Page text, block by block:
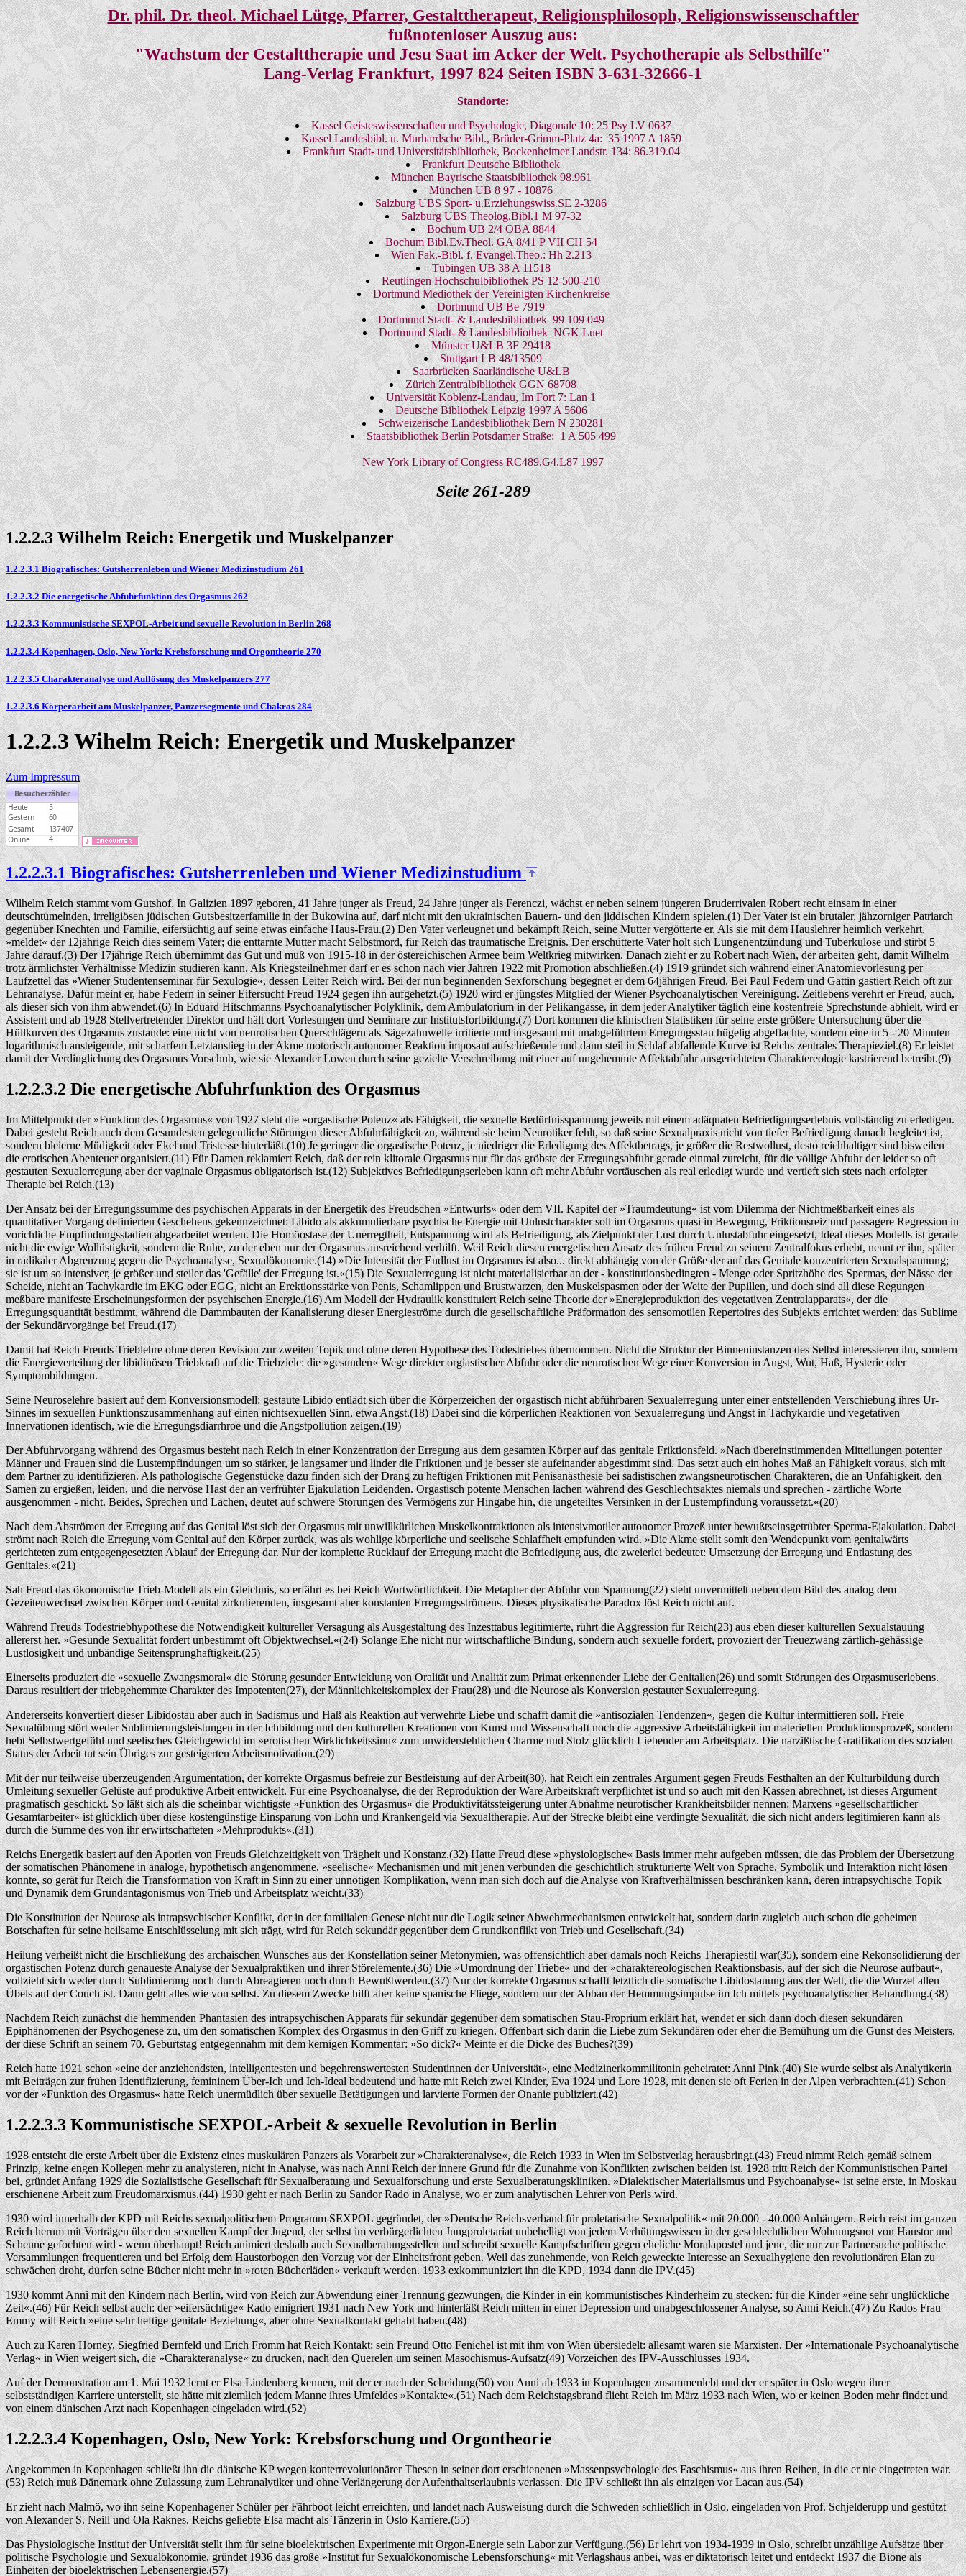
Dr. phil. Dr. theol. Michael Lütge, Pfarrer, Gestalttherapeut, Religionsphilosoph, Religionswissenschaftler
fußnotenloser Auszug aus:
"Wachstum der Gestalttherapie und Jesu Saat im Acker der Welt. Psychotherapie als Selbsthilfe"
Lang-Verlag Frankfurt, 1997 824 Seiten ISBN 3-631-32666-1
Standorte:
Kassel Geisteswissenschaften und Psychologie, Diagonale 10: 25 Psy LV 0637
Kassel Landesbibl. u. Murhardsche Bibl., Brüder-Grimm-Platz 4a: 35 1997 A 1859
Frankfurt Stadt- und Universitätsbibliothek, Bockenheimer Landstr. 134: 86.319.04
Frankfurt Deutsche Bibliothek
München Bayrische Staatsbibliothek 98.961
München UB 8 97 - 10876
Salzburg UBS Sport- u.Erziehungswiss.SE 2-3286
Salzburg UBS Theolog.Bibl.1 M 97-32
Bochum UB 2/4 OBA 8844
Bochum Bibl.Ev.Theol. GA 8/41 P VII CH 54
Wien Fak.-Bibl. f. Evangel.Theo.: Hh 2.213
Tübingen UB 38 A 11518
Reutlingen Hochschulbibliothek PS 12-500-210
Dortmund Mediothek der Vereinigten Kirchenkreise
Dortmund UB Be 7919
Dortmund Stadt- & Landesbibliothek 99 109 049
Dortmund Stadt- & Landesbibliothek NGK Luet
Münster U&LB 3F 29418
Stuttgart LB 48/13509
Saarbrücken Saarländische U&LB
Zürich Zentralbibliothek GGN 68708
Universität Koblenz-Landau, Im Fort 7: Lan 1
Deutsche Bibliothek Leipzig 1997 A 5606
Schweizerische Landesbibliothek Bern N 230281
Staatsbibliothek Berlin Potsdamer Straße: 1 A 505 499
New York Library of Congress RC489.G4.L87 1997
Seite 261-289
1.2.2.3 Wilhelm Reich: Energetik und Muskelpanzer
1.2.2.3.1 Biografisches: Gutsherrenleben und Wiener Medizinstudium 261
1.2.2.3.2 Die energetische Abfuhrfunktion des Orgasmus 262
1.2.2.3.3 Kommunistische SEXPOL-Arbeit und sexuelle Revolution in Berlin 268
1.2.2.3.4 Kopenhagen, Oslo, New York: Krebsforschung und Orgontheorie 270
1.2.2.3.5 Charakteranalyse und Auflösung des Muskelpanzers 277
1.2.2.3.6 Körperarbeit am Muskelpanzer, Panzersegmente und Chakras 284
1.2.2.3 Wihelm Reich: Energetik und Muskelpanzer
Zum Impressum
1.2.2.3.1 Biografisches: Gutsherrenleben und Wiener Medizinstudium
Wilhelm Reich stammt vom Gutshof. In Galizien 1897 geboren, 41 Jahre jünger als Freud, 24 Jahre jünger als Ferenczi, wächst er neben seinem jüngeren Bruderrivalen Robert recht einsam in einer
deutschtümelnden, irreligiösen jüdischen Gutsbesitzerfamilie in der Bukowina auf, darf nicht mit den ukrainischen Bauern- und den jiddischen Kindern spielen.(1) Der Vater ist ein brutaler, jähzorniger Patriarch
gegenüber Knechten und Familie, eifersüchtig auf seine etwas einfache Haus-Frau.(2) Den Vater verleugnet und bekämpft Reich, seine Mutter vergötterte er. Als sie mit dem Hauslehrer heimlich verkehrt,
»meldet« der 12jährige Reich dies seinem Vater; die enttarnte Mutter macht Selbstmord, für Reich das traumatische Ereignis. Der erschütterte Vater holt sich Lungenentzündung und Tuberkulose und stirbt 5
Jahre darauf.(3) Der 17jährige Reich übernimmt das Gut und muß von 1915-18 in der östereichischen Armee beim Weltkrieg mitwirken. Danach zieht er zu Robert nach Wien, der arbeiten geht, damit Wilhelm
trotz ärmlichster Verhältnisse Medizin studieren kann. Als Kriegsteilnehmer darf er es schon nach vier Jahren 1922 mit Promotion abschließen.(4) 1919 gründet sich während einer Anatomievorlesung per
Laufzettel das »Wiener Studentenseminar für Sexulogie«, dessen Leiter Reich wird. Bei der nun beginnenden Sexforschung begegnet er dem 64jährigen Freud. Bei Paul Federn und Gattin gastiert Reich oft zur
Lehranalyse. Dafür meint er, habe Federn in seiner Eifersucht Freud 1924 gegen ihn aufgehetzt.(5) 1920 wird er jüngstes Mitglied der Wiener Psychoanalytischen Vereinigung. Zeitlebens verehrt er Freud, auch,
als dieser sich von ihm abwendet.(6) In Eduard Hitschmanns Psychoanalytischer Polyklinik, dem Ambulatorium in der Pelikangasse, in dem jeder Analytiker täglich eine kostenfreie Sprechstunde abhielt, wird er
Assistent und ab 1928 Stellvertretender Direktor und hält dort Vorlesungen und Seminare zur Institutsfortbildung.(7) Dort kommen die klinischen Statistiken für seine erste größere Untersuchung über die
Hüllkurven des Orgasmus zustande: eine nicht von neurotischen Querschlägern als Sägezahnwelle irritierte und insgesamt mit unabgeführtem Erregungsstau hügelig abgeflachte, sondern eine in 5 - 20 Minuten
logarithmisch ansteigende, mit scharfem Letztanstieg in der Akme motorisch autonomer Reaktion imposant aufschießende und dann steil in Schlaf abfallende Kurve ist Reichs zentrales Therapieziel.(8) Er leistet
damit der Verdinglichung des Orgasmus Vorschub, wie sie Alexander Lowen durch seine gezielte Verschreibung mit einer auf ungehemmte Affektabfuhr ausgerichteten Charaktereologie kastrierend betreibt.(9)
1.2.2.3.2 Die energetische Abfuhrfunktion des Orgasmus
Im Mittelpunkt der »Funktion des Orgasmus« von 1927 steht die »orgastische Potenz« als Fähigkeit, die sexuelle Bedürfnisspannung jeweils mit einem adäquaten Befriedigungserlebnis vollständig zu erledigen.
Dabei gesteht Reich auch dem Gesundesten gelegentliche Störungen dieser Abfuhrfähigkeit zu, während sie beim Neurotiker fehlt, so daß seine Sexualpraxis nicht von tiefer Befriedigung danach begleitet ist,
sondern bleierne Müdigkeit oder Ekel und Tristesse hinterläßt.(10) Je geringer die orgastische Potenz, je niedriger die Erledigung des Affektbetrags, je größer die Restwollust, desto reichhaltiger sind bisweilen
die erotischen Abenteuer organisiert.(11) Für Damen reklamiert Reich, daß der rein klitorale Orgasmus nur für das gröbste der Erregungsabfuhr gerade einmal zureicht, für die völlige Abfuhr der leider so oft
gestauten Sexualerregung aber der vaginale Orgasmus obligatorisch ist.(12) Subjektives Befriedigungserleben kann oft mehr Abfuhr vortäuschen als real erledigt wurde und vertieft sich stets nach erfolgter
Therapie bei Reich.(13)
Der Ansatz bei der Erregungssumme des psychischen Apparats in der Energetik des Freudschen »Entwurfs« oder dem VII. Kapitel der »Traumdeutung« ist vom Dilemma der Nichtmeßbarkeit eines als
quantitativer Vorgang definierten Geschehens gekennzeichnet: Libido als akkumulierbare psychische Energie mit Unlustcharakter soll im Orgasmus quasi in Bewegung, Friktionsreiz und passagere Regression in
vorichliche Empfindungsstadien abgearbeitet werden. Die Homöostase der Unerregtheit, Entspannung wird als Befriedigung, als Zielpunkt der Lust durch Unlustabfuhr eingesetzt, Ideal dieses Modells ist gerade
nicht die ewige Wollüstigkeit, sondern die Ruhe, zu der eben nur der Orgasmus ausreichend verhilft. Weil Reich diesen energetischen Ansatz des frühen Freud zu seinem Zentralfokus erhebt, nennt er ihn, später
in radikaler Abgrenzung gegen die Psychoanalyse, Sexualökonomie.(14) »Die Intensität der Endlust im Orgasmus ist also... direkt abhängig von der Größe der auf das Genitale konzentrierten Sexualspannung;
sie ist um so intensiver, je größer und steiler das 'Gefälle' der Erregung ist.«(15) Die Sexualerregung ist nicht materialisierbar an der - konstitutionsbedingten - Menge oder Spritzhöhe des Spermas, der Nässe der
Scheide, nicht an Tachykardie im EKG oder EGG, nicht an Erektionsstärke von Penis, Schamlippen und Brustwarzen, den Muskelspasmen oder der Weite der Pupillen, und doch sind all diese Regungen
meßbare manifeste Erscheinungsformen der psychischen Energie.(16) Am Modell der Hydraulik konstituiert Reich seine Theorie der »Energieproduktion des vegetativen Zentralapparats«, der die
Erregungsquantität bestimmt, während die Dammbauten der Kanalisierung dieser Energieströme durch die gesellschaftliche Präformation des sensomotilen Repertoires des Subjekts errichtet werden: das Sublime
der Sekundärvorgänge bei Freud.(17)
Damit hat Reich Freuds Trieblehre ohne deren Revision zur zweiten Topik und ohne deren Hypothese des Todestriebes übernommen. Nicht die Struktur der Binneninstanzen des Selbst interessieren ihn, sondern
die Energieverteilung der libidinösen Triebkraft auf die Triebziele: die »gesunden« Wege direkter orgiastischer Abfuhr oder die neurotischen Wege einer Konversion in Angst, Wut, Haß, Hysterie oder
Symptombildungen.
Seine Neuroselehre basiert auf dem Konversionsmodell: gestaute Libido entlädt sich über die Körperzeichen der orgastisch nicht abführbaren Sexualerregung unter einer entstellenden Verschiebung ihres Ur-
Sinnes im sexuellen Funktionszusammenhang auf einen nichtsexuellen Sinn, etwa Angst.(18) Dabei sind die körperlichen Reaktionen von Sexualerregung und Angst in Tachykardie und vegetativen
Innervationen identisch, wie die Erregungsdiarrhroe und die Angstpollution zeigen.(19)
Der Abfuhrvorgang während des Orgasmus besteht nach Reich in einer Konzentration der Erregung aus dem gesamten Körper auf das genitale Friktionsfeld. »Nach übereinstimmenden Mitteilungen potenter
Männer und Frauen sind die Lustempfindungen um so stärker, je langsamer und linder die Friktionen und je besser sie aufeinander abgestimmt sind. Das setzt auch ein hohes Maß an Fähigkeit voraus, sich mit
dem Partner zu identifizieren. Als pathologische Gegenstücke dazu finden sich der Drang zu heftigen Friktionen mit Penisanästhesie bei sadistischen zwangsneurotischen Charakteren, die an Unfähigkeit, den
Samen zu ergießen, leiden, und die nervöse Hast der an verfrühter Ejakulation Leidenden. Orgastisch potente Menschen lachen während des Geschlechtsaktes niemals und sprechen - zärtliche Worte
ausgenommen - nicht. Beides, Sprechen und Lachen, deutet auf schwere Störungen des Vermögens zur Hingabe hin, die ungeteiltes Versinken in der Lustempfindung voraussetzt.«(20)
Nach dem Abströmen der Erregung auf das Genital löst sich der Orgasmus mit unwillkürlichen Muskelkontraktionen als intensivmotiler autonomer Prozeß unter bewußtseinsgetrübter Sperma-Ejakulation. Dabei
strömt nach Reich die Erregung vom Genital auf den Körper zurück, was als wohlige körperliche und seelische Schlaffheit empfunden wird. »Die Akme stellt somit den Wendepunkt vom genitalwärts
gerichteten zum entgegengesetzten Ablauf der Erregung dar. Nur der komplette Rücklauf der Erregung macht die Befriedigung aus, die zweierlei bedeutet: Umsetzung der Erregung und Entlastung des
Genitales.«(21)
Sah Freud das ökonomische Trieb-Modell als ein Gleichnis, so erfährt es bei Reich Wortwörtlichkeit. Die Metapher der Abfuhr von Spannung(22) steht unvermittelt neben dem Bild des analog dem
Gezeitenwechsel zwischen Körper und Genital zirkulierenden, insgesamt aber konstanten Erregungsströmens. Dieses physikalische Paradox löst Reich nicht auf.
Während Freuds Todestriebhypothese die Notwendigkeit kultureller Versagung als Ausgestaltung des Inzesttabus legitimierte, rührt die Aggression für Reich(23) aus eben dieser kulturellen Sexualstauung
allererst her. »Gesunde Sexualität fordert unbestimmt oft Objektwechsel.«(24) Solange Ehe nicht nur wirtschaftliche Bindung, sondern auch sexuelle fordert, provoziert der Treuezwang zärtlich-gehässige
Lustlosigkeit und unbändige Seitensprunghaftigkeit.(25)
Einerseits produziert die »sexuelle Zwangsmoral« die Störung gesunder Entwicklung von Oralität und Analität zum Primat erkennender Liebe der Genitalien(26) und somit Störungen des Orgasmuserlebens.
Daraus resultiert der triebgehemmte Charakter des Impotenten(27), der Männlichkeitskomplex der Frau(28) und die Neurose als Konversion gestauter Sexualerregung.
Andererseits konvertiert dieser Libidostau aber auch in Sadismus und Haß als Reaktion auf verwehrte Liebe und schafft damit die »antisozialen Tendenzen«, gegen die Kultur intermittieren soll. Freie
Sexualübung stört weder Sublimierungsleistungen in der Ichbildung und den kulturellen Kreationen von Kunst und Wissenschaft noch die aggressive Arbeitsfähigkeit im materiellen Produktionsprozeß, sondern
hebt Selbstwertgefühl und seelisches Gleichgewicht im »erotischen Wirklichkeitssinn« zum unwiderstehlichen Charme und Stolz glücklich Liebender am Arbeitsplatz. Die narzißtische Gratifikation des sozialen
Status der Arbeit tut sein Übriges zur gesteigerten Arbeitsmotivation.(29)
Mit der nur teilweise überzeugenden Argumentation, der korrekte Orgasmus befreie zur Bestleistung auf der Arbeit(30), hat Reich ein zentrales Argument gegen Freuds Festhalten an der Kulturbildung durch
Umleitung sexueller Gelüste auf produktive Arbeit entwickelt. Für eine Psychoanalyse, die der Reproduktion der Ware Arbeitskraft verpflichtet ist und so auch mit den Kassen abrechnet, ist dieses Argument
pragmatisch geschickt. So läßt sich als die scheinbar wichtigste »Funktion des Orgasmus« die Produktivitätssteigerung unter Abnahme neurotischer Krankheitsbilder nennen: Marxens »gesellschaftlicher
Gesamtarbeiter« ist glücklich über diese kostengünstige Einsparung von Lohn und Krankengeld via Sexualtherapie. Auf der Strecke bleibt eine verdingte Sexualität, die sich nicht anders legitimieren kann als
durch die Summe des von ihr erwirtschafteten »Mehrprodukts«.(31)
Reichs Energetik basiert auf den Aporien von Freuds Gleichzeitigkeit von Trägheit und Konstanz.(32) Hatte Freud diese »physiologische« Basis immer mehr aufgeben müssen, die das Problem der Übersetzung
der somatischen Phänomene in analoge, hypothetisch angenommene, »seelische« Mechanismen und mit jenen verbunden die geschichtlich strukturierte Welt von Sprache, Symbolik und Interaktion nicht lösen
konnte, so gerät für Reich die Transformation von Kraft in Sinn zu einer unnötigen Komplikation, wenn man sich doch auf die Analyse von Kraftverhältnissen beschränken kann, deren intrapsychische Topik
und Dynamik dem Grundantagonismus von Trieb und Arbeitsplatz weicht.(33)
Die Konstitution der Neurose als intrapsychischer Konflikt, der in der familialen Genese nicht nur die Logik seiner Abwehrmechanismen entwickelt hat, sondern darin zugleich auch schon die geheimen
Botschaften für seine heilsame Entschlüsselung mit sich trägt, wird für Reich sekundär gegenüber dem Grundkonflikt von Trieb und Gesellschaft.(34)
Heilung verheißt nicht die Erschließung des archaischen Wunsches aus der Konstellation seiner Metonymien, was offensichtlich aber damals noch Reichs Therapiestil war(35), sondern eine Rekonsolidierung der
orgastischen Potenz durch genaueste Analyse der Sexualpraktiken und ihrer Störelemente.(36) Die »Umordnung der Triebe« und der »charaktereologischen Reaktionsbasis, auf der sich die Neurose aufbaut«,
vollzieht sich weder durch Sublimierung noch durch Abreagieren noch durch Bewußtwerden.(37) Nur der korrekte Orgasmus schafft letztlich die somatische Libidostauung aus der Welt, die die Wurzel allen
Übels auf der Couch ist. Dann geht alles wie von selbst. Zu diesem Zwecke hilft aber keine spanische Fliege, sondern nur der Abbau der Hemmungsimpulse im Ich mittels psychoanalytischer Behandlung.(38)
Nachdem Reich zunächst die hemmenden Phantasien des intrapsychischen Apparats für sekundär gegenüber dem somatischen Stau-Proprium erklärt hat, wendet er sich dann doch diesen sekundären
Epiphänomenen der Psychogenese zu, um den somatischen Komplex des Orgasmus in den Griff zu kriegen. Offenbart sich darin die Liebe zum Sekundären oder eher die Bemühung um die Gunst des Meisters,
der diese Schrift an seinem 70. Geburtstag entgegennahm mit dem kernigen Kommentar: »So dick?« Meinte er die Dicke des Buches?(39)
Reich hatte 1921 schon »eine der anziehendsten, intelligentesten und begehrenswertesten Studentinnen der Universität«, eine Medizinerkommilitonin geheiratet: Anni Pink.(40) Sie wurde selbst als Analytikerin
mit Beiträgen zur frühen Identifizierung, femininem Über-Ich und Ich-Ideal bedeutend und hatte mit Reich zwei Kinder, Eva 1924 und Lore 1928, mit denen sie oft Ferien in der Alpen verbrachten.(41) Schon
vor der »Funktion des Orgasmus« hatte Reich unermüdlich über sexuelle Betätigungen und larvierte Formen der Onanie publiziert.(42)
1.2.2.3.3 Kommunistische SEXPOL-Arbeit & sexuelle Revolution in Berlin
1928 entsteht die erste Arbeit über die Existenz eines muskulären Panzers als Vorarbeit zur »Charakteranalyse«, die Reich 1933 in Wien im Selbstverlag herausbringt.(43) Freud nimmt Reich gemäß seinem
Prinzip, keine engen Kollegen mehr zu analysieren, nicht in Analyse, was nach Anni Reich der innere Grund für die Zunahme von Konflikten zwischen beiden ist. 1928 tritt Reich der Kommunistischen Partei
bei, gründet Anfang 1929 die Sozialistische Gesellschaft für Sexualberatung und Sexualforschung und erste Sexualberatungskliniken. »Dialektischer Materialismus und Psychoanalyse« ist seine erste, in Moskau
erschienene Arbeit zum Freudomarxismus.(44) 1930 geht er nach Berlin zu Sandor Rado in Analyse, wo er zum analytischen Lehrer von Perls wird.
1930 wird innerhalb der KPD mit Reichs sexualpolitischem Programm SEXPOL gegründet, der »Deutsche Reichsverband für proletarische Sexualpolitik« mit 20.000 - 40.000 Anhängern. Reich reist im ganzen
Reich herum mit Vorträgen über den sexuellen Kampf der Jugend, der selbst im verbürgerlichten Jungproletariat unbehelligt von jedem Verhütungswissen in der geschlechtlichen Wohnungsnot von Haustor und
Scheune gefochten wird - wenn überhaupt! Reich animiert deshalb auch Sexualberatungsstellen und schreibt sexuelle Kampfschriften gegen eheliche Moralapostel und jene, die nur zur Partnersuche politische
Versammlungen frequentieren und bei Erfolg dem Haustorbogen den Vorzug vor der Einheitsfront geben. Weil das zunehmende, von Reich geweckte Interesse an Sexualhygiene den revolutionären Elan zu
schwächen droht, dürfen seine Bücher nicht mehr in »roten Bücherläden« verkauft werden. 1933 exkommuniziert ihn die KPD, 1934 dann die IPV.(45)
1930 kommt Anni mit den Kindern nach Berlin, wird von Reich zur Abwendung einer Trennung gezwungen, die Kinder in ein kommunistisches Kinderheim zu stecken: für die Kinder »eine sehr unglückliche
Zeit«.(46) Für Reich selbst auch: der »eifersüchtige« Rado emigriert 1931 nach New York und hinterläßt Reich mitten in einer Depression und unabgeschlossener Analyse, so Anni Reich.(47) Zu Rados Frau
Emmy will Reich »eine sehr heftige genitale Beziehung«, aber ohne Sexualkontakt gehabt haben.(48)
Auch zu Karen Horney, Siegfried Bernfeld und Erich Fromm hat Reich Kontakt; sein Freund Otto Fenichel ist mit ihm von Wien übersiedelt: allesamt waren sie Marxisten. Der »Internationale Psychoanalytische
Verlag« in Wien weigert sich, die »Charakteranalyse« zu drucken, nach den Querelen um seinen Masochismus-Aufsatz(49) Vorzeichen des IPV-Ausschlusses 1934.
Auf der Demonstration am 1. Mai 1932 lernt er Elsa Lindenberg kennen, mit der er nach der Scheidung(50) von Anni ab 1933 in Kopenhagen zusammenlebt und der er später in Oslo wegen ihrer
selbstständigen Karriere unterstellt, sie hätte mit ziemlich jedem Manne ihres Umfeldes »Kontakte«.(51) Nach dem Reichstagsbrand flieht Reich im März 1933 nach Wien, wo er keinen Boden mehr findet und
von einem dänischen Arzt nach Kopenhagen eingeladen wird.(52)
1.2.2.3.4 Kopenhagen, Oslo, New York: Krebsforschung und Orgontheorie
Angekommen in Kopenhagen schließt ihn die dänische KP wegen konterrevolutionärer Thesen in seiner dort erschienenen »Massenpsychologie des Faschismus« aus ihren Reihen, in die er nie eingetreten war.
(53) Reich muß Dänemark ohne Zulassung zum Lehranalytiker und ohne Verlängerung der Aufenthaltserlaubnis verlassen. Die IPV schließt ihn als einzigen vor Lacan aus.(54)
Er zieht nach Malmö, wo ihn seine Kopenhagener Schüler per Fährboot leicht erreichten, und landet nach Ausweisung durch die Schweden schließlich in Oslo, eingeladen von Prof. Schjelderupp und gestützt
von Alexander S. Neill und Ola Raknes. Reichs geliebte Elsa macht als Tänzerin in Oslo Karriere.(55)
Das Physiologische Institut der Universität stellt ihm für seine bioelektrischen Experimente mit Orgon-Energie sein Labor zur Verfügung.(56) Er lehrt von 1934-1939 in Oslo, schreibt unzählige Aufsätze über
politische Psychologie und Sexualökonomie, gründet 1936 das große »Institut für Sexualökonomische Lebensforschung« mit Verlagshaus anbei, was er diktatorisch leitet und entdeckt 1937 die Bione als
Einheiten der bioelektrischen Lebensenergie.(57)